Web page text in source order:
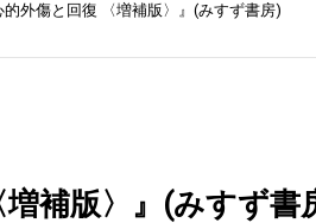
的外傷と回復 〈増補版〉』(みすず書房)
増補版〉』(みすず書